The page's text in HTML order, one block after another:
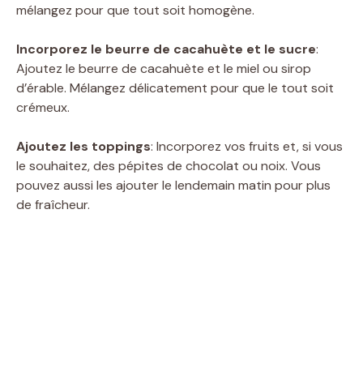
mélangez pour que tout soit homogène.
Incorporez le beurre de cacahuète et le sucre:
Ajoutez le beurre de cacahuète et le miel ou sirop
d’érable. Mélangez délicatement pour que le tout soit
crémeux.
Ajoutez les toppings: Incorporez vos fruits et, si vous
le souhaitez, des pépites de chocolat ou noix. Vous
pouvez aussi les ajouter le lendemain matin pour plus
de fraîcheur.